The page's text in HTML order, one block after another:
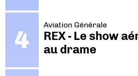
Aviation Générale
REX - Le show
au drame